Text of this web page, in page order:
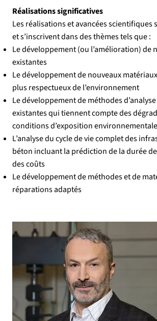
Réalisations significatives
Les réalisations et avancées scientifiques
et s’inscrivent dans des thèmes tels que :
Le développement (ou l’amélioration) de
existantes
Le développement de nouveaux
plus respectueux de l’environnement
Le développement de méthodes
existantes qui tiennent compte des
conditions d’exposition
L’analyse du cycle de vie complet des
béton incluant la prédiction de la durée de
des coûts
Le développement de méthodes et de
réparations adaptés